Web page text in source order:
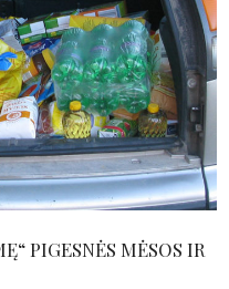
PIGESNĖS MĖSOS IR